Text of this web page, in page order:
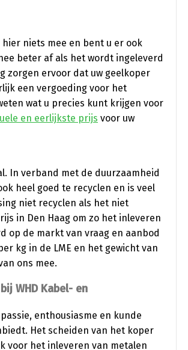
niets mee en bent u er ook
beter af als het wordt ingeleverd
zorgen ervoor dat uw geelkoper
een vergoeding voor het
wat u precies kunt krijgen voor
en eerlijkste prijs voor uw
In verband met de duurzaamheid
heel goed te recyclen en is veel
niet recyclen als het niet
in Den Haag om zo het inleveren
op de markt van vraag en aanbod
kg in de LME en het gewicht van
ons mee.
WHD Kabel- en
enthousiasme en kunde
Het scheiden van het koper
voor het inleveren van metalen